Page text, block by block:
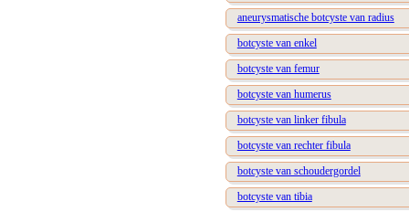
aneurysmatische botcyste van radius
botcyste van enkel
botcyste van femur
botcyste van humerus
botcyste van linker fibula
botcyste van rechter fibula
botcyste van schoudergordel
botcyste van tibia